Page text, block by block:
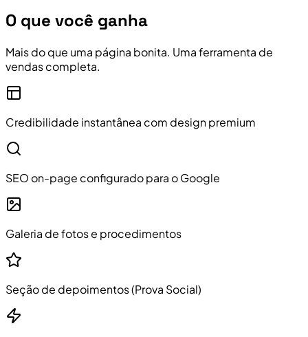
O que você ganha
Mais do que uma página bonita. Uma ferramenta de
vendas completa.
Credibilidade instantânea com design premium
SEO on-page configurado para o Google
Galeria de fotos e procedimentos
Seção de depoimentos (Prova Social)